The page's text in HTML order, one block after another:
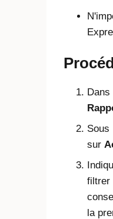
Dans
Sous
sur
filtrer
la